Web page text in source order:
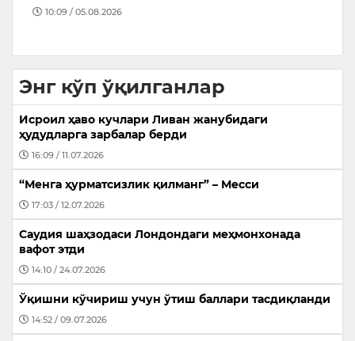
10:09 / 05.08.2026
Энг кўп ўқилганлар
Исроил ҳаво кучлари Ливан жанубидаги
ҳудудларга зарбалар берди
16:09 / 11.07.2026
“Менга ҳурматсизлик қилманг” – Месси
17:03 / 12.07.2026
Саудия шаҳзодаси Лондондаги меҳмонхонада
вафот этди
14:10 / 24.07.2026
Ўқишни кўчириш учун ўтиш баллари тасдиқланди
14:52 / 09.07.2026